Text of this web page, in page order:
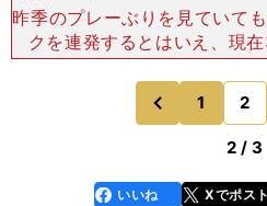
昨季のプレーぶりを見ていて
クを連発するとはいえ、現
ら、シーズンを通してコンス
難しいと思われた。今季、神
にACLがあり
前
1 2
2 / 3
faceboo
k
いいね Xでポス